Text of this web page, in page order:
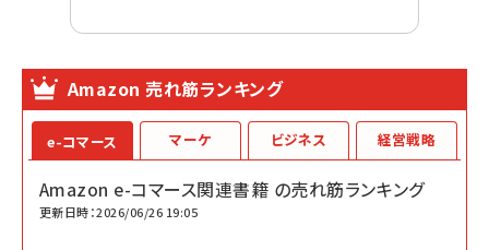
Amazon 売れ筋ランキング
e-コマース
Amazon e-コマース関連書籍 の売れ筋ランキング
更新日時：2026/06/26 19:05
マーケ ビジネス 経営戦略